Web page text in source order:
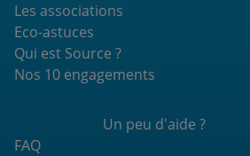
Les associations
Eco-astuces
Qui est Source ?
Nos 10 engagements
Un peu d'aide ?
FAQ